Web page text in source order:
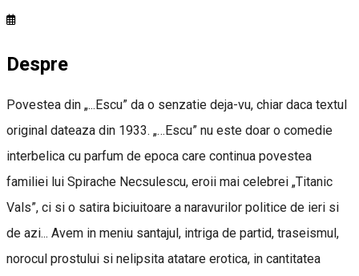
Despre
Povestea din „...Escu” da o senzatie deja-vu, chiar daca textul
original dateaza din 1933. „…Escu” nu este doar o comedie
interbelica cu parfum de epoca care continua povestea
familiei lui Spirache Necsulescu, eroii mai celebrei „Titanic
Vals”, ci si o satira biciuitoare a naravurilor politice de ieri si
de azi... Avem in meniu santajul, intriga de partid, traseismul,
norocul prostului si nelipsita atatare erotica, in cantitatea